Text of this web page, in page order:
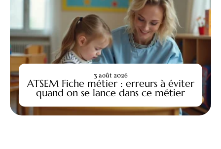
ATSEM Fiche métier : erreurs à éviter
quand on se lance dans ce métier
3 août 2026